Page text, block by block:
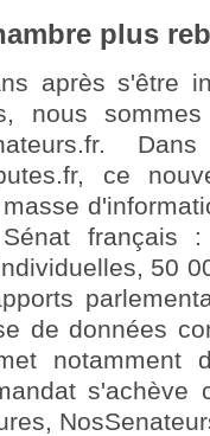
plus
après s'être
nous
ce
français
50
de données
notamment
s'achève